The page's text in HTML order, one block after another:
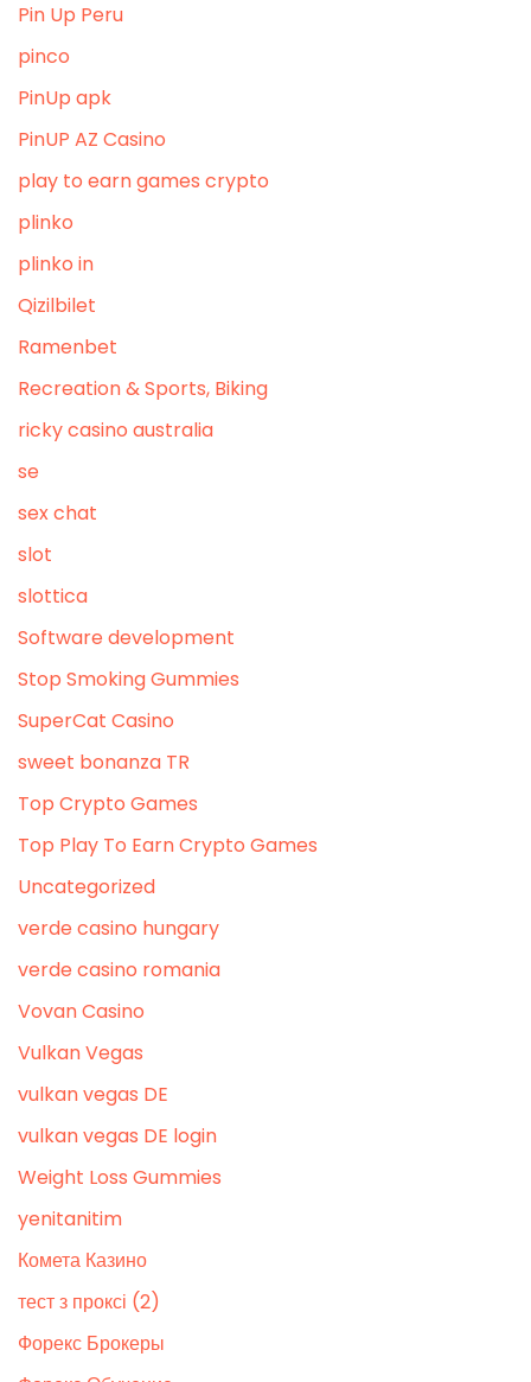
Pin Up Peru
pinco
PinUp apk
PinUP AZ Casino
play to earn games crypto
plinko
plinko in
Qizilbilet
Ramenbet
Recreation & Sports, Biking
ricky casino australia
se
sex chat
slot
slottica
Software development
Stop Smoking Gummies
SuperCat Casino
sweet bonanza TR
Top Crypto Games
Top Play To Earn Crypto Games
Uncategorized
verde casino hungary
verde casino romania
Vovan Casino
Vulkan Vegas
vulkan vegas DE
vulkan vegas DE login
Weight Loss Gummies
yenitanitim
Комета Казино
тест з проксі (2)
Форекс Брокеры